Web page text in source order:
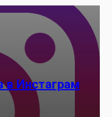
в Инстаграм